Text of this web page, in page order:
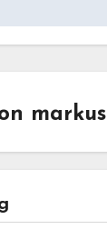
markus